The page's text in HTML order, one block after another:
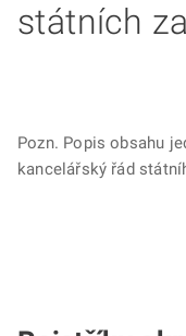
státních
Pozn. Popis obsahu
kancelářský řád